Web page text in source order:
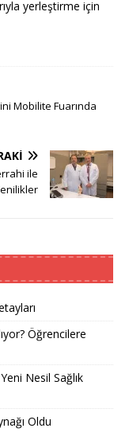
yerleştirme için
Mobilite Fuarında
ile
Öğrencilere
Nesil Sağlık
Oldu